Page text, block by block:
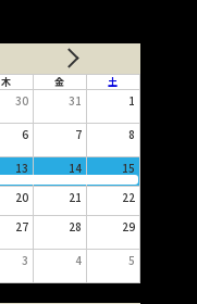
木 金 土
30 31 1
6 7 8
13 14 15
20 21 22
27 28 29
3 4 5